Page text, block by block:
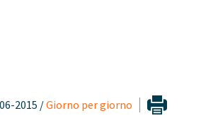
2015 /Giorno per giorno